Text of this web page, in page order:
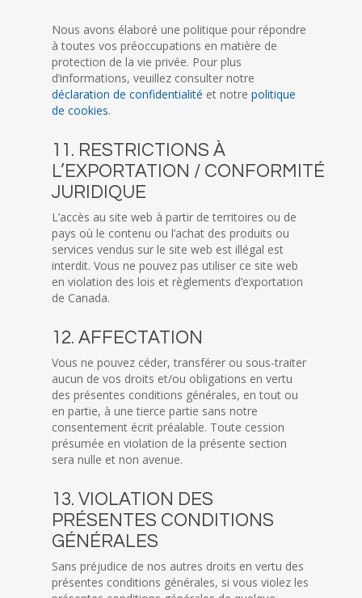
Nous avons élaboré une politique pour répondre
à toutes vos préoccupations en matière de
protection de la vie privée. Pour plus
d’informations, veuillez consulter notre
déclaration de confidentialité et notre politique
de cookies.
11. RESTRICTIONS À
L’EXPORTATION / CONFORMITÉ
JURIDIQUE
L’accès au site web à partir de territoires ou de
pays où le contenu ou l’achat des produits ou
services vendus sur le site web est illégal est
interdit. Vous ne pouvez pas utiliser ce site web
en violation des lois et règlements d’exportation
de Canada.
12. AFFECTATION
Vous ne pouvez céder, transférer ou sous-traiter
aucun de vos droits et/ou obligations en vertu
des présentes conditions générales, en tout ou
en partie, à une tierce partie sans notre
consentement écrit préalable. Toute cession
présumée en violation de la présente section
sera nulle et non avenue.
13. VIOLATION DES
PRÉSENTES CONDITIONS
GÉNÉRALES
Sans préjudice de nos autres droits en vertu des
présentes conditions générales, si vous violez les